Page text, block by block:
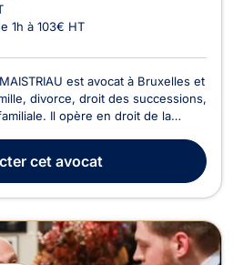
1h à 103€ HT
est avocat à Bruxelles et
divorce, droit des successions,
Il opère en droit de la
filiation, droit de garde et
cet avocat